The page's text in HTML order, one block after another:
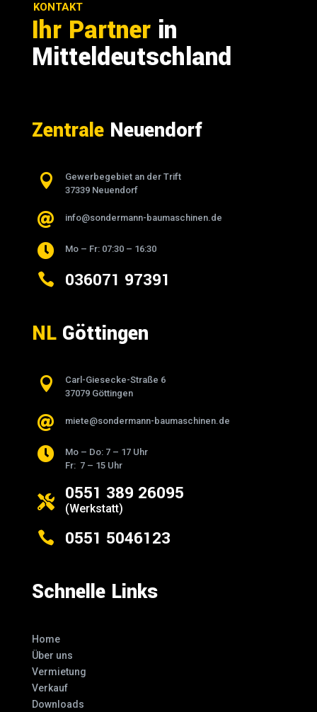
KONTAKT
Ihr Partner in
Mitteldeutschland
ZentraleNeuendorf

Gewerbegebiet an der Trift
37339 Neuendorf
 info@sondermann-baumaschinen.de
 Mo – Fr: 07:30 – 16:30
 036071 97391
NLGöttingen

Carl-Giesecke-Straße 6
37079 Göttingen
 miete@sondermann-baumaschinen.de

Mo – Do: 7 – 17 Uhr
Fr: 7 – 15 Uhr
 0551 389 26095
(Werkstatt)
 0551 5046123
Schnelle Links
Home
Über uns
Vermietung
Verkauf
Downloads